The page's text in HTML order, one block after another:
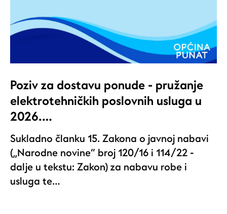
Poziv za dostavu ponude - pružanje
elektrotehničkih poslovnih usluga u
2026.…
Sukladno članku 15. Zakona o javnoj nabavi
(„Narodne novine“ broj 120/16 i 114/22 -
dalje u tekstu: Zakon) za nabavu robe i
usluga te…